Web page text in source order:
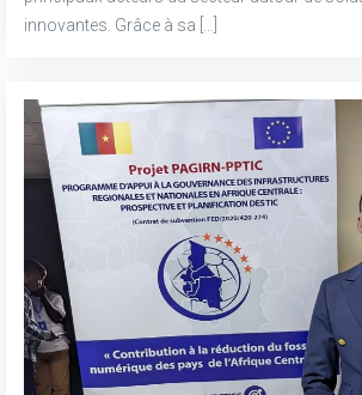
innovantes. Grâce à sa […]